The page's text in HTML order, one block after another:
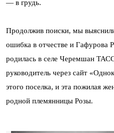
— в грудь.
Продолжив поиски, мы
ошибка в отчестве и Гафурова
родилась в селе Черемшан
руководитель через сайт
этого поселка, и эта пожилая
родной племянницы Розы.